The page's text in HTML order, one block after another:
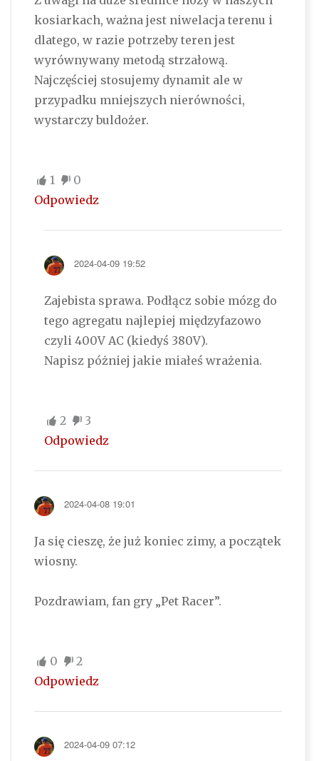
kosiarkach, ważna jest niwelacja terenu i
dlatego, w razie potrzeby teren jest
wyrównywany metodą strzałową.
Najczęściej stosujemy dynamit ale w
przypadku mniejszych nierówności,
wystarczy buldożer.
1
0
Odpowiedz
2024-04-09 19:52
Zajebista sprawa. Podłącz sobie mózg do
tego agregatu najlepiej międzyfazowo
czyli 400V AC (kiedyś 380V).
Napisz póżniej jakie miałeś wrażenia.
2
3
Odpowiedz
2024-04-08 19:01
Ja się cieszę, że już koniec zimy, a początek
wiosny.
Pozdrawiam, fan gry „Pet Racer”.
0
2
Odpowiedz
2024-04-09 07:12